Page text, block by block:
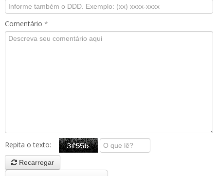
Comentário *
Repita o texto:
Recarregar